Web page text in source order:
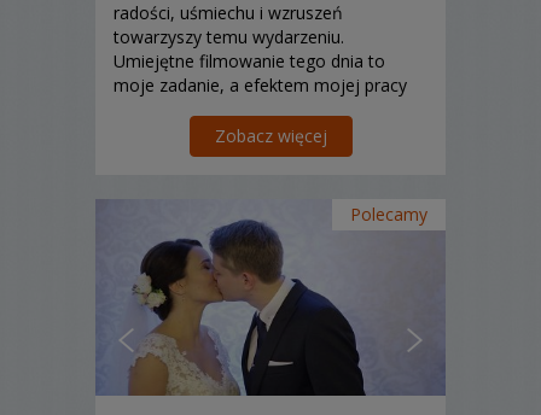
radości, uśmiechu i wzruszeń
towarzyszy temu wydarzeniu.
Umiejętne filmowanie tego dnia to
moje zadanie, a efektem mojej pracy
przypomni Wam tamten czas.
Zobacz więcej
Polecamy